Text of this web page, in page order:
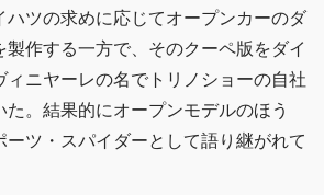
ハツの求めに応じてオープンカーのダ
製作する一方で、そのクーペ版をダイ
ィニヤーレの名でトリノショーの自社
た。結果的にオープンモデルのほう
ーツ・スパイダーとして語り継がれて